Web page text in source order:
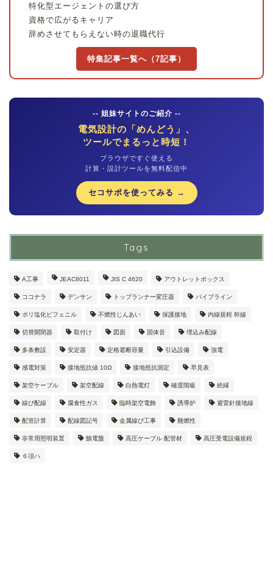
特化型エージェントの選び方
資格で広がるキャリア
辞めさせてもらえない時の退職代行
特集記事一覧へ（7記事）
-- 姐妹サイトのご紹介 --
電気設計の「めんどう」、
ツールでまるっと時短！
ブラウザですぐ使える
計算・設計ツールを無料配信中
セコサポを使ってみる →
Tags
A工事 JEAC8011 JIS C 4620 アウトレットボックス
ココナラ デンサン トップランナー変圧器 パイプライン
ポリ塩化ビフェニル 不燃性じんあい 保護接地 内線規程 幹線
切替開閉器 取付け 図面 固体音 埋込み配線
多条敷設 安定器 定格遮断容量 引込設備 強電
感電対策 接地抵抗値 10Ω 接地抵抗測定 早見表
架空ケーブル 架空配線 白熱電灯 確度階級 絶縁
線ぴ配線 腐食性ガス 臨時架空電飾 誘導炉 避雷針接地線
配管計算 配線図記号 金属線ぴ工事 難燃性
非常用照明装置 饋電盤 高圧ケーブル 配管材 高圧受電設備規程
６項ハ